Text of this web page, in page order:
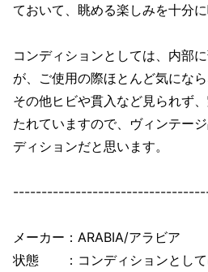
ておいて、眺める楽しみを十分
コンディションとしては、内部
が、ご使用の際ほとんど気にな
その他ヒビや貫入など見られず
たれていますので、ヴィンテー
ディションだと思います。
メーカー：ARABIA/アラビア
状態 ：コンディションとして